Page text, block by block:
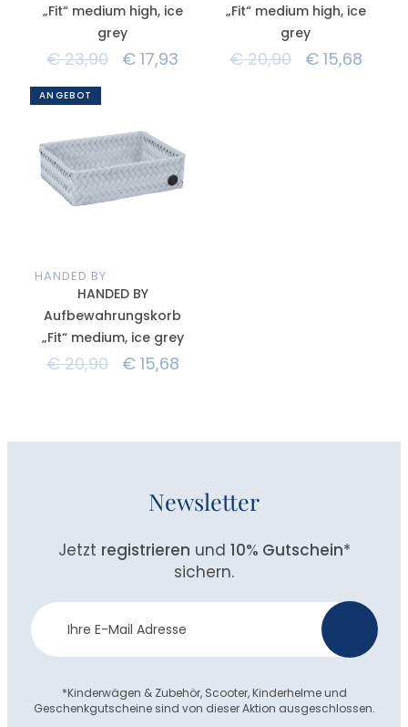
„Fit“ medium high, ice
grey
€23,90 € 17,93
„Fit“ medium high, ice
grey
€20,90 €15,68
ANGEBOT
HANDED BY
HANDED BY
Aufbewahrungskorb
„Fit“ medium, ice grey
€20,90 €15,68
Newsletter
Jetzt registrieren und 10% Gutschein*
sichern.
Newsletter
Anmeldung
*Kinderwägen & Zubehör, Scooter, Kinderhelme und
Geschenkgutscheine sind von dieser Aktion ausgeschlossen.